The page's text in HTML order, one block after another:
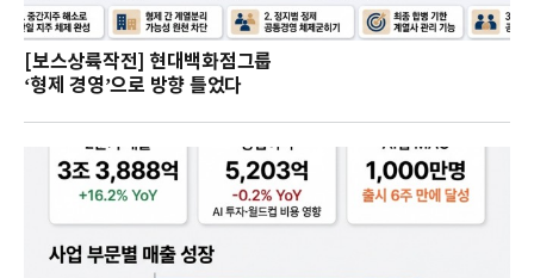
[보스상륙작전] 현대백화점그룹
‘형제 경영’으로 방향 틀었다